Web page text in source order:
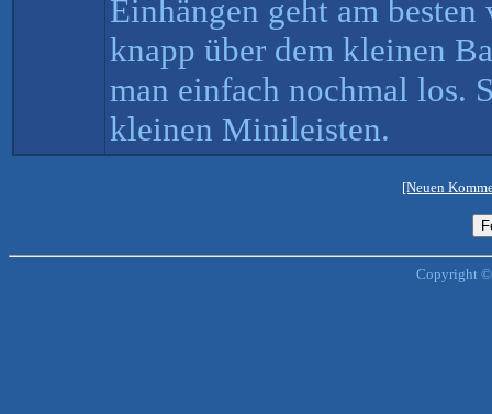
Einhängen geht am
knapp über dem kleinen
man einfach nochmal los.
kleinen Minileisten.
[Neuen
Copyright ©